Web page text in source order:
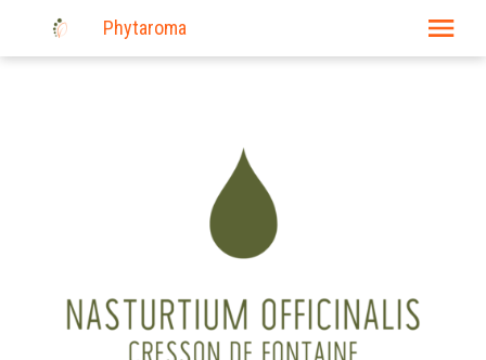
Phytaroma
Où trouver nos produits?
Consultations